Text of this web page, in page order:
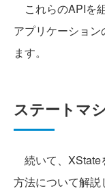
これらのAPIを
アプリケーショ
ます。
ステートマ
続いて、XState
方法について解説